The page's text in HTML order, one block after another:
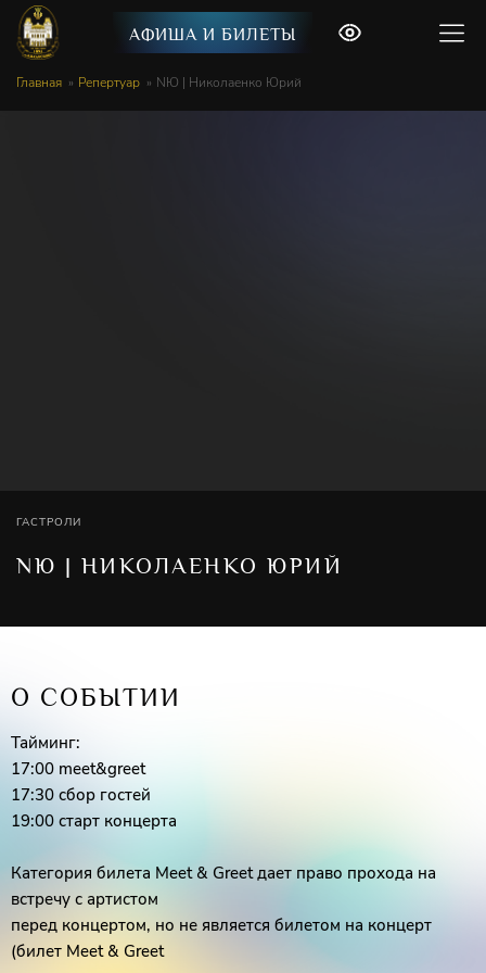
АФИША И БИЛЕТЫ
Главная Репертуар NЮ | Николаенко Юрий
ГАСТРОЛИ
NЮ | НИКОЛАЕНКО ЮРИЙ
О СОБЫТИИ
Тайминг:
17:00 meet&greet
17:30 сбор гостей
19:00 старт концерта
Категория билета Meet & Greet дает право прохода на
встречу с артистом
перед концертом, но не является билетом на концерт
(билет Meet & Greet